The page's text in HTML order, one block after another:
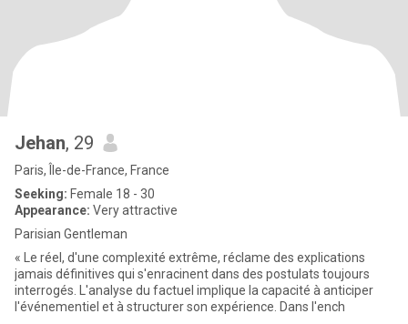
Jehan, 29
Paris, Île-de-France, France
Seeking: Female 18 - 30
Appearance: Very attractive
Parisian Gentleman
« Le réel, d'une complexité extrême, réclame des explications
jamais définitives qui s'enracinent dans des postulats toujours
interrogés. L'analyse du factuel implique la capacité à anticiper
l'événementiel et à structurer son expérience. Dans l'ench